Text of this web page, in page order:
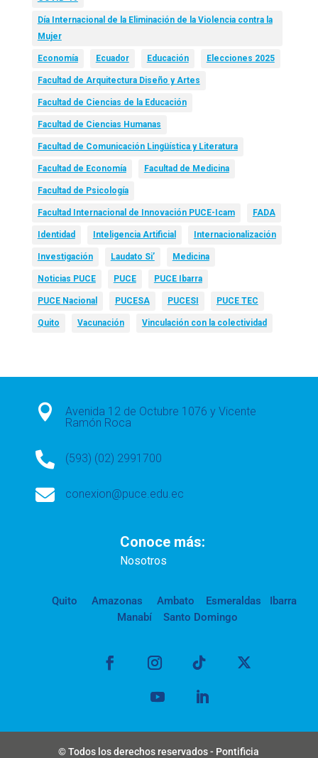
Día Internacional de la Eliminación de la Violencia contra la
Mujer
Economía Ecuador Educación Elecciones 2025
Facultad de Arquitectura Diseño y Artes
Facultad de Ciencias de la Educación
Facultad de Ciencias Humanas
Facultad de Comunicación Lingüística y Literatura
Facultad de Economía Facultad de Medicina
Facultad de Psicología
Facultad Internacional de Innovación PUCE-Icam FADA
Identidad Inteligencia Artificial Internacionalización
Investigación Laudato Si’ Medicina
Noticias PUCE PUCE PUCE Ibarra
PUCE Nacional PUCESA PUCESI PUCE TEC
Quito Vacunación Vinculación con la colectividad

Avenida 12 de Octubre 1076 y Vicente
Ramón Roca
 (593) (02) 2991700
 conexion@puce.edu.ec
Conoce más:
Nosotros
Quito Amazonas Ambato Esmeraldas
Ibarra
Manabí
Santo Domingo
© Todos los derechos reservados - Pontificia